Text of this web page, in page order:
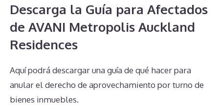
Descarga la Guía para Afectados
de AVANI Metropolis Auckland
Residences
Aquí podrá descargar una guía de qué hacer para
anular el derecho de aprovechamiento por turno de
bienes inmuebles.